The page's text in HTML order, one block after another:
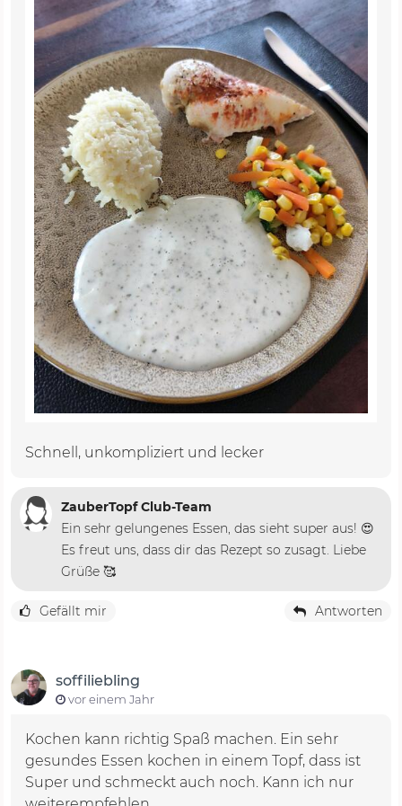
Schnell, unkompliziert und lecker
ZauberTopf Club-Team
Ein sehr gelungenes Essen, das sieht super aus! 😍
Es freut uns, dass dir das Rezept so zusagt. Liebe
Grüße 🥰
Gefällt mir Antworten
soffiliebling
vor einem Jahr
Kochen kann richtig Spaß machen. Ein sehr
gesundes Essen kochen in einem Topf, dass ist
Super und schmeckt auch noch. Kann ich nur